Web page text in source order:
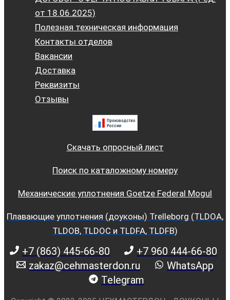
от 18.06.2025)
Полезная техническая информация
Контакты отделов
Вакансии
Доставка
Реквизиты
Отзывы
Скачать опросный лист
Поиск по каталожному номеру
Механические уплотнения Goetze Federal Mogul
Плавающие уплотнения (доуконы) Trelleborg (TLDOA,
TLDOB, TLDOC и TLDFA, TLDFB)
+7 (863) 445-66-80
+7 960 444-66-80
zakaz@cehmasterdon.ru
WhatsApp
Telegram